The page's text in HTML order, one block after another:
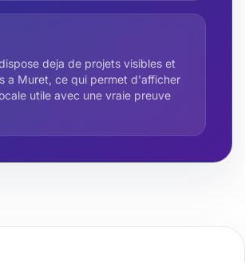
deja de projets visibles et
a Muret, ce qui permet d'afficher
utile avec une vraie preuve